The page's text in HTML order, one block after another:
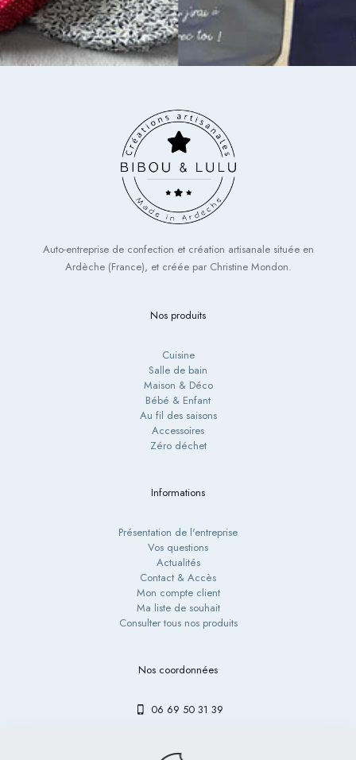
Auto-entreprise de confection et création artisanale située en
Ardèche (France), et créée par Christine Mondon.
Nos produits
Cuisine
Salle de bain
Maison & Déco
Bébé & Enfant
Au fil des saisons
Accessoires
Zéro déchet
Informations
Présentation de l'entreprise
Vos questions
Actualités
Contact & Accès
Mon compte client
Ma liste de souhait
Consulter tous nos produits
Nos coordonnées
06 69 50 31 39